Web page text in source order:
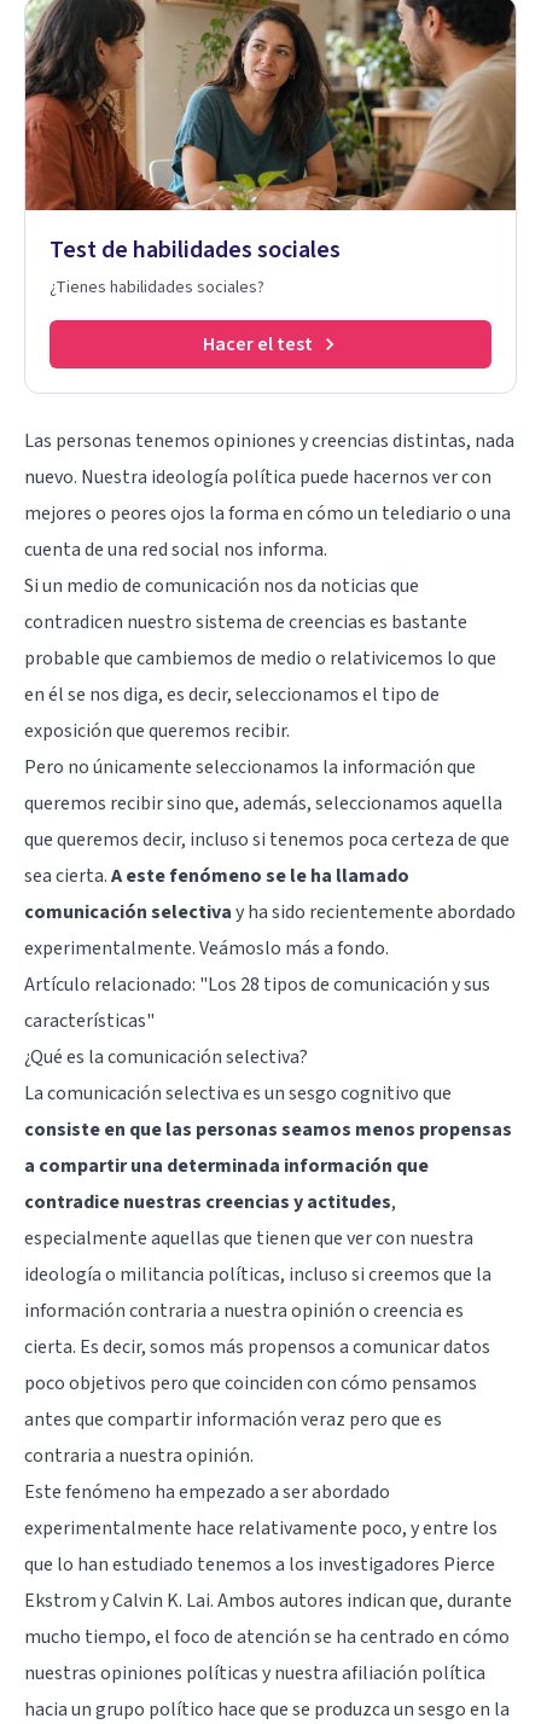
Test de habilidades sociales
¿Tienes habilidades sociales?
Hacer el test
Las personas tenemos opiniones y creencias distintas, nada
nuevo. Nuestra ideología política puede hacernos ver con
mejores o peores ojos la forma en cómo un telediario o una
cuenta de una red social nos informa.
Si un medio de comunicación nos da noticias que
contradicen nuestro sistema de creencias es bastante
probable que cambiemos de medio o relativicemos lo que
en él se nos diga, es decir, seleccionamos el tipo de
exposición que queremos recibir.
Pero no únicamente seleccionamos la información que
queremos recibir sino que, además, seleccionamos aquella
que queremos decir, incluso si tenemos poca certeza de que
sea cierta.A este fenómeno se le ha llamado
comunicación selectivay ha sido recientemente abordado
experimentalmente. Veámoslo más a fondo.
Artículo relacionado: "Los 28 tipos de comunicación y sus
características"
¿Qué es la comunicación selectiva?
La comunicación selectiva es un sesgo cognitivo que
consiste en que las personas seamos menos propensas
a compartir una determinada información que
contradice nuestras creencias y actitudes,
especialmente aquellas que tienen que ver con nuestra
ideología o militancia políticas, incluso si creemos que la
información contraria a nuestra opinión o creencia es
cierta. Es decir, somos más propensos a comunicar datos
poco objetivos pero que coinciden con cómo pensamos
antes que compartir información veraz pero que es
contraria a nuestra opinión.
Este fenómeno ha empezado a ser abordado
experimentalmente hace relativamente poco, y entre los
que lo han estudiado tenemos a los investigadores Pierce
Ekstrom y Calvin K. Lai. Ambos autores indican que, durante
mucho tiempo, el foco de atención se ha centrado en cómo
nuestras opiniones políticas y nuestra afiliación política
hacia un grupo político hace que se produzca un sesgo en la